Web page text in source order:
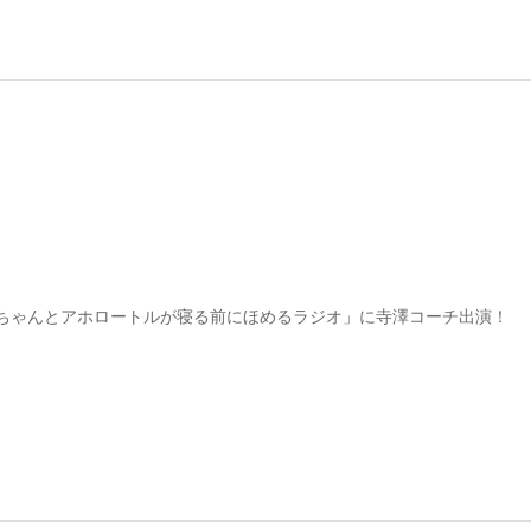
ゃんとアホロートルが寝る前にほめるラジオ」に寺澤コーチ出演！